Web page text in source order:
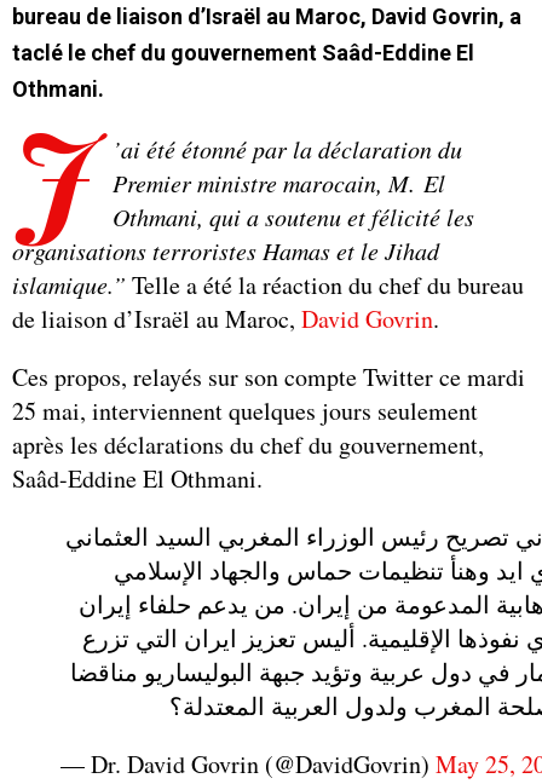
bureau de liaison d’Israël au Maroc, David Govrin, a
taclé le chef du gouvernement Saâd-Eddine El
Othmani.
J
’ai été étonné par la déclaration du
Premier ministre marocain, M. El
Othmani, qui a soutenu et félicité les
organisations terroristes Hamas et le Jihad
islamique.” Telle a été la réaction du chef du bureau
de liaison d’Israël au Maroc, David Govrin.
Ces propos, relayés sur son compte Twitter ce mardi
25 mai, interviennent quelques jours seulement
après les déclarations du chef du gouvernement,
Saâd-Eddine El Othmani.
تصريح رئيس الوزراء المغربي السيد العثماني
ايد وهنأ تنظيمات حماس والجهاد الإسلامي
المدعومة من إيران. من يدعم حلفاء إيران
نفوذها الإقليمية. أليس تعزيز ايران التي تزرع
في دول عربية وتؤيد جبهة البوليساريو مناقضا
المغرب ولدول العربية المعتدلة؟
— Dr. David Govrin (@DavidGovrin) May 25,